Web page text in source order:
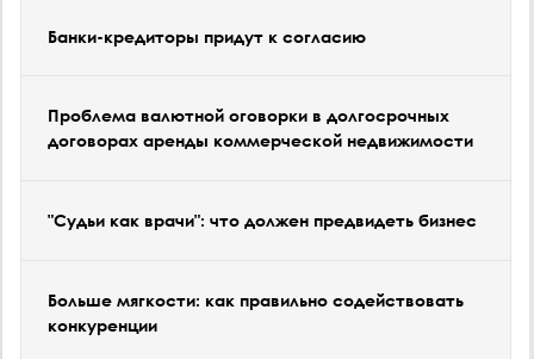
Банки-кредиторы придут к согласию
Проблема валютной оговорки в долгосрочных
договорах аренды коммерческой недвижимости
"Судьи как врачи": что должен предвидеть бизнес
Больше мягкости: как правильно содействовать
конкуренции